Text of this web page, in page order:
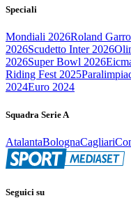
Speciali
Mondiali 2026Roland
2026Scudetto Inter 2026
2026Super Bowl 2026
Riding Fest 2025
2024Euro 2024
Squadra Serie A
AtalantaBolognaCagliari
Seguici su